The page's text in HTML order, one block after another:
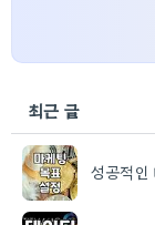
최근 글
성공적인